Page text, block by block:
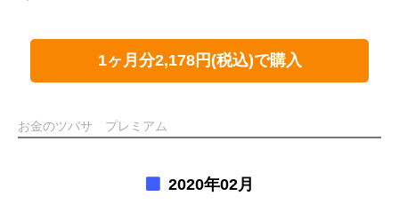
1ヶ月分2,178円(税込)で購入
お金のツバサ プレミアム
2020年02月